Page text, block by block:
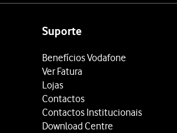
Suporte
Benefícios Vodafone
Ver Fatura
Lojas
Contactos
Contactos Institucionais
Download Centre